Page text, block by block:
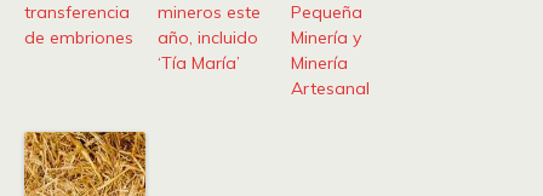
transferencia
de embriones
mineros este
año, incluido
‘Tía María’
Pequeña
Minería y
Minería
Artesanal